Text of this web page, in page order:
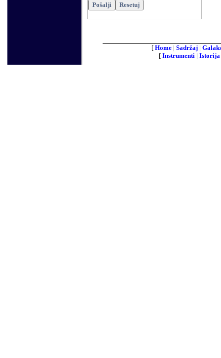
[ Home | Sadržaj |
[ Instrumenti|